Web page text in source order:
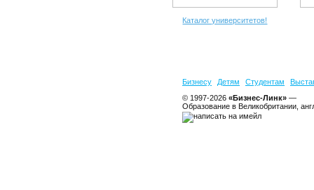
Каталог университетов!
Бизнесу Детям Студентам
© 1997-2026 «Бизнес-Линк» —
Образование в Великобритании,